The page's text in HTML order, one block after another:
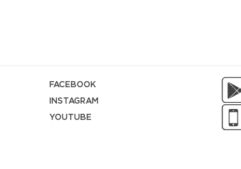
FACEBOOK
INSTAGRAM
YOUTUBE